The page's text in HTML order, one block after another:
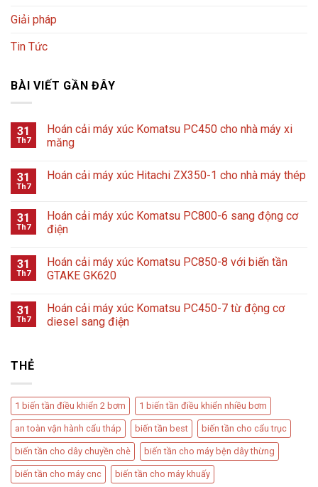
Giải pháp
Tin Tức
BÀI VIẾT GẦN ĐÂY
31
Th7
Hoán cải máy xúc Komatsu PC450 cho nhà máy xi
măng
31
Th7
Hoán cải máy xúc Hitachi ZX350-1 cho nhà máy thép
31
Th7
Hoán cải máy xúc Komatsu PC800-6 sang động cơ
điện
31
Th7
Hoán cải máy xúc Komatsu PC850-8 với biến tần
GTAKE GK620
31
Th7
Hoán cải máy xúc Komatsu PC450-7 từ động cơ
diesel sang điện
THẺ
1 biến tần điều khiển 2 bơm 1 biến tần điều khiển nhiều bơm
an toàn vận hành cẩu tháp biến tần best biến tần cho cẩu trục
biến tần cho dây chuyền chè biến tần cho máy bện dây thừng
biến tần cho máy cnc biến tần cho máy khuấy